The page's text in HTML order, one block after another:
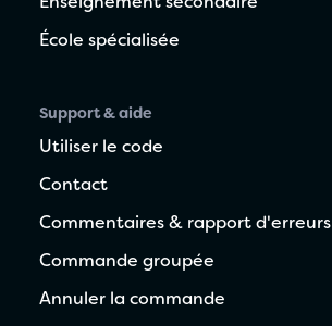
École spécialisée
Support & aide
Utiliser le code
Contact
Commentaires & rapport d'erreurs
Commande groupée
Annuler la commande